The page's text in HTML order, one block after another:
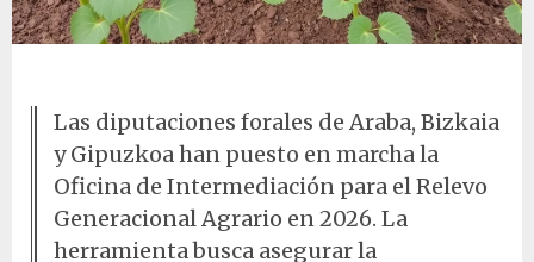
Las diputaciones forales de Araba, Bizkaia
y Gipuzkoa han puesto en marcha la
Oficina de Intermediación para el Relevo
Generacional Agrario en 2026. La
herramienta busca asegurar la